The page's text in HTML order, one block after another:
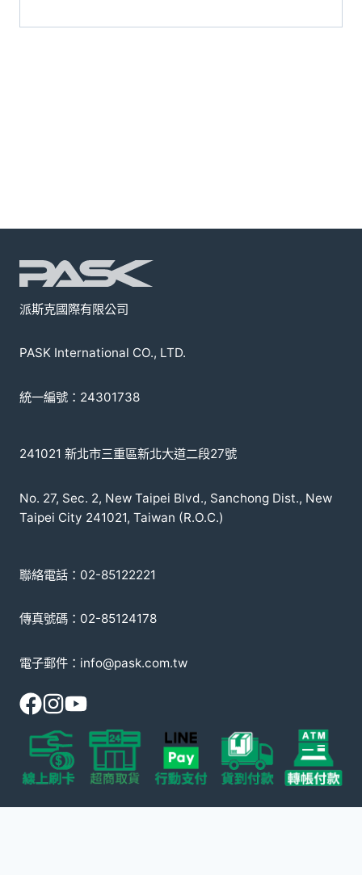
派斯克國際有限公司
PASK International CO., LTD.
統一編號：24301738
241021 新北市三重區新北大道二段27號
No. 27, Sec. 2, New Taipei Blvd., Sanchong Dist., New
Taipei City 241021, Taiwan (R.O.C.)
聯絡電話：02-85122221
傳真號碼：02-85124178
電子郵件：info@pask.com.tw